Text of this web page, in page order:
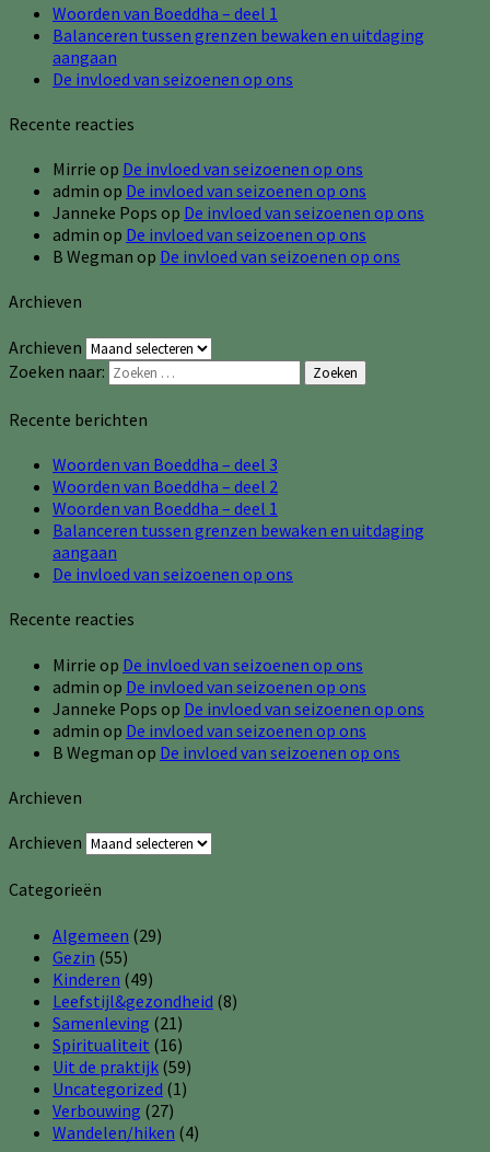
Woorden van Boeddha – deel 1
Balanceren tussen grenzen bewaken en uitdaging
aangaan
De invloed van seizoenen op ons
Recente reacties
Mirrie op De invloed van seizoenen op ons
admin op De invloed van seizoenen op ons
Janneke Pops op De invloed van seizoenen op ons
admin op De invloed van seizoenen op ons
B Wegman op De invloed van seizoenen op ons
Archieven
Archieven
Zoeken naar:
Zoeken
Recente berichten
Woorden van Boeddha – deel 3
Woorden van Boeddha – deel 2
Woorden van Boeddha – deel 1
Balanceren tussen grenzen bewaken en uitdaging
aangaan
De invloed van seizoenen op ons
Recente reacties
Mirrie op De invloed van seizoenen op ons
admin op De invloed van seizoenen op ons
Janneke Pops op De invloed van seizoenen op ons
admin op De invloed van seizoenen op ons
B Wegman op De invloed van seizoenen op ons
Archieven
Archieven
Categorieën
Algemeen (29)
Gezin (55)
Kinderen (49)
Leefstijl&gezondheid (8)
Samenleving (21)
Spiritualiteit (16)
Uit de praktijk (59)
Uncategorized (1)
Verbouwing (27)
Wandelen/hiken (4)